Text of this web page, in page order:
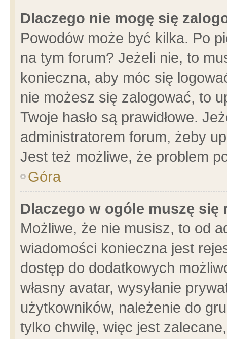
Dlaczego nie mogę się
Powodów może być kilka. Po
na tym forum? Jeżeli nie, to
konieczna, aby móc się
nie możesz się zalogować, to
Twoje hasło są prawidłowe.
administratorem forum, żeby
Jest też możliwe, że problem
Góra
Dlaczego w ogóle muszę się
Możliwe, że nie musisz, to od
wiadomości konieczna jest
dostęp do dodatkowych
własny avatar, wysyłanie
użytkowników, należenie do
tylko chwilę, więc jest